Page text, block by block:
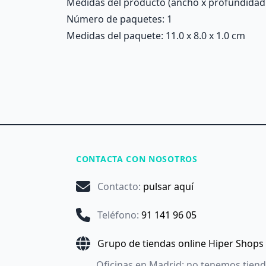
Número de paquetes: 1
Medidas del paquete: 11.0 x 8.0 x 1.0 cm
CONTACTA CON NOSOTROS
Contacto: pulsar aquí
Teléfono: 91 141 96 05
Grupo de tiendas online Hiper Shops